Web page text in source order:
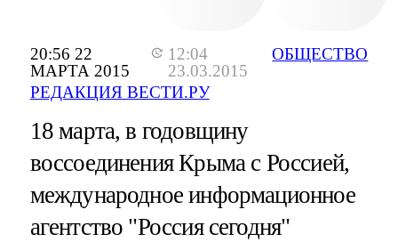
20:56 22
МАРТА 2015
12:04
23.03.2015
РЕДАКЦИЯ ВЕСТИ.РУ
ОБЩЕСТВО
18 марта, в годовщину
воссоединения Крыма с Россией,
международное информационное
агентство "Россия сегодня"